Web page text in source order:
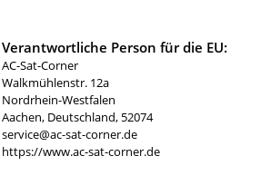
Verantwortliche Person für die EU:
AC-Sat-Corner
Walkmühlenstr. 12a
Nordrhein-Westfalen
Aachen, Deutschland, 52074
service@ac-sat-corner.de
https://www.ac-sat-corner.de